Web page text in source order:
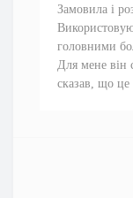
Замовила і
головними
Для мене він
сказав, що це